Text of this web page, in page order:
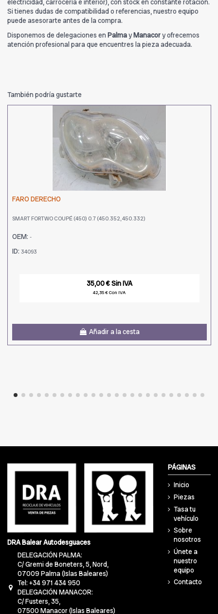
electricidad, carrocería e interior), con stock en constante rotación.
Si tienes dudas de compatibilidad o referencias, nuestro equipo
puede asesorarte antes de la compra.
Disponemos de delegaciones en PalmayManacory ofrecemos
atención profesional para que encuentres la pieza adecuada.
También podría gustarte
FARO DERECHO
SMART FORTWO COUPÉ (450) 0.7 (450.352, 450.332)
OEM: -
ID: 34093
35,00 € Sin IVA
42,35 € Con IVA
Añadir a la cesta
DRA Balear Autodesguaces
DELEGACIÓN PALMA:
C/ Gremi de Boneters, 5, Nord,
07009 Palma (Islas Baleares)
Tel: +34 971 434 950
DELEGACIÓN MANACOR:
C/ Fusters, 35,
07500 Manacor (Islas Baleares)
PÁGINAS
Inicio
Piezas
Tasa tu
vehículo
Sobre
nosotros
Únete a
nuestro
equipo
Contacto